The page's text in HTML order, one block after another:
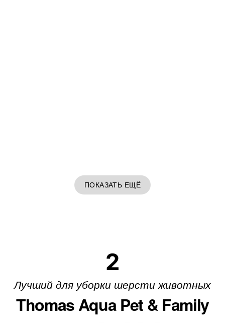
ПОКАЗАТЬ ЕЩЁ
2
Лучший для уборки шерсти животных
Thomas Aqua Pet & Family